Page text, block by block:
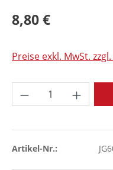
8,80 €
Preise exkl. MwSt.
Produkt
Artikel-Nr.: